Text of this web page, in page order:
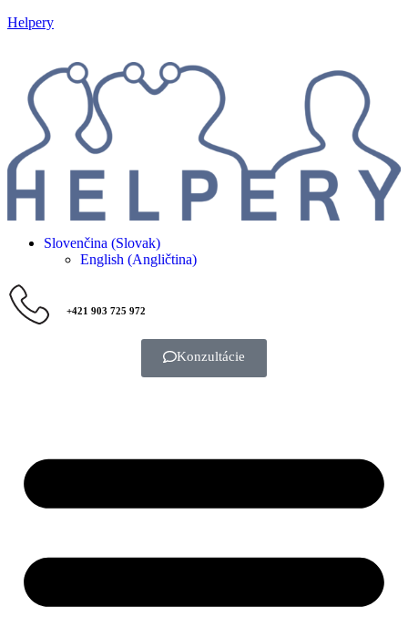
Helpery
Slovenčina (Slovak)
English (Angličtina)
+421 903 725 972
Konzultácie